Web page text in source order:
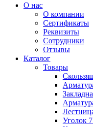
О нас
О компании
Сертификаты
Реквизиты
Сотрудники
Отзывы
Каталог
Товары
Уголок